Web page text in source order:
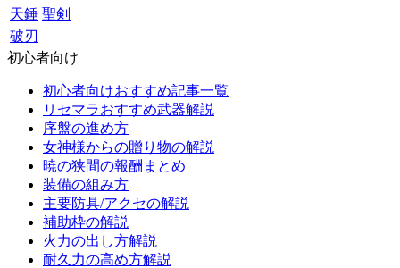
天錘 聖剣
破刃
初心者向け
初心者向けおすすめ記事一覧
リセマラおすすめ武器解説
序盤の進め方
女神様からの贈り物の解説
暁の狭間の報酬まとめ
装備の組み方
主要防具/アクセの解説
補助枠の解説
火力の出し方解説
耐久力の高め方解説